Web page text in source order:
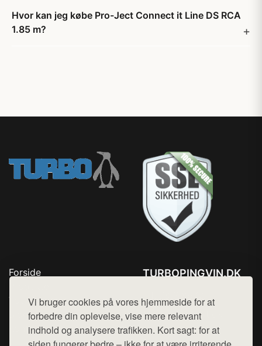
Vi bruger cookies på vores hjemmeside for at
forbedre din oplevelse, vise mere relevant
indhold og analysere trafikken. Kort sagt: for at
Hvor kan jeg købe Pro-Ject Connect it Line DS RCA
1.85 m?
Forside
Top Rabatter
Blog
Kontakt
TURBOPINGVIN.DK
Mail: hej@want.dk
Cookie- og privatlivspolitik